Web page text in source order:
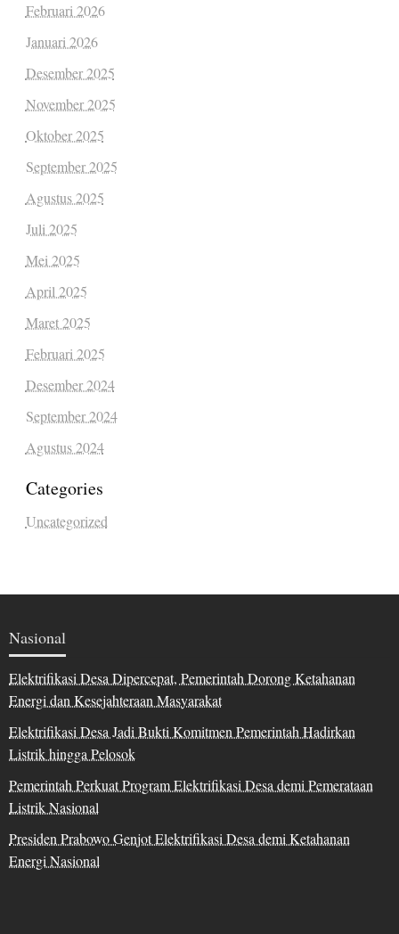
Februari 2026
Januari 2026
Desember 2025
November 2025
Oktober 2025
September 2025
Agustus 2025
Juli 2025
Mei 2025
April 2025
Maret 2025
Februari 2025
Desember 2024
September 2024
Agustus 2024
Categories
Uncategorized
Nasional
Elektrifikasi Desa Dipercepat, Pemerintah Dorong Ketahanan
Energi dan Kesejahteraan Masyarakat
Elektrifikasi Desa Jadi Bukti Komitmen Pemerintah Hadirkan
Listrik hingga Pelosok
Pemerintah Perkuat Program Elektrifikasi Desa demi Pemerataan
Listrik Nasional
Presiden Prabowo Genjot Elektrifikasi Desa demi Ketahanan
Energi Nasional